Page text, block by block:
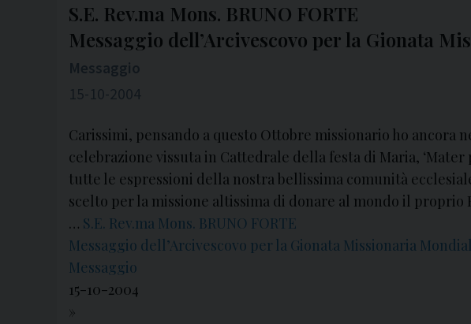
S.E. Rev.ma Mons. BRUNO FORTE
Messaggio dell’Arcivescovo per la Gionata
Messaggio
15-10-2004
Carissimi, pensando a questo Ottobre missionario ho ancora
celebrazione vissuta in Cattedrale della festa di Maria,
tutte le espressioni della nostra bellissima comunità
scelto per la missione altissima di donare al mondo il proprio
… S.E. Rev.ma Mons. BRUNO FORTE
Messaggio dell’Arcivescovo per la Gionata Missionaria
Messaggio
15-10-2004
»